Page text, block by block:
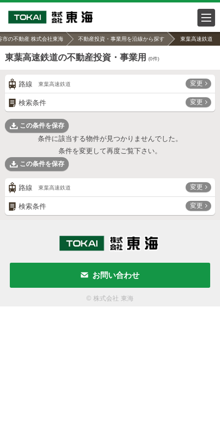
市の不動産 株式会社東海 不動産投資・事業用を沿線から探す 東葉高速鉄道
東葉高速鉄道の不動産投資・事業用 (0件)
路線 東葉高速鉄道 変更
検索条件 変更
この条件を保存
条件に該当する物件が見つかりませんでした。
条件を変更して再度ご覧下さい。
この条件を保存
路線 東葉高速鉄道 変更
検索条件 変更
お問い合わせ
© 株式会社 東海